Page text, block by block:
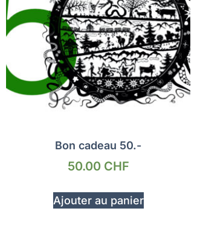
Bon cadeau 50.-
50.00 CHF
Ajouter au panier